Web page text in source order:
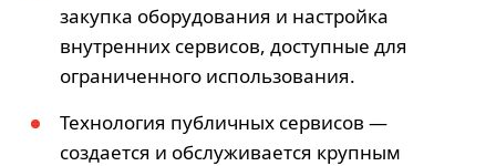
закупка оборудования и настройка
внутренних сервисов, доступные для
ограниченного использования.
Технология публичных сервисов —
создается и обслуживается крупным